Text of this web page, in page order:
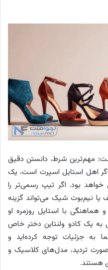
مهم‌ترین شرط، دانستن دقیق
اهل استایل اسپرت است، یک
بود. اگر تیپ رسمی‌تر را
نیم‌بوت شیک می‌تواند گزینه
با استایل روزمره او
به یک کادو ولنتاین دختر خاص
جزئیات توجه کرده‌اید و
تردید، مدل‌های کلاسیک و
هستند.